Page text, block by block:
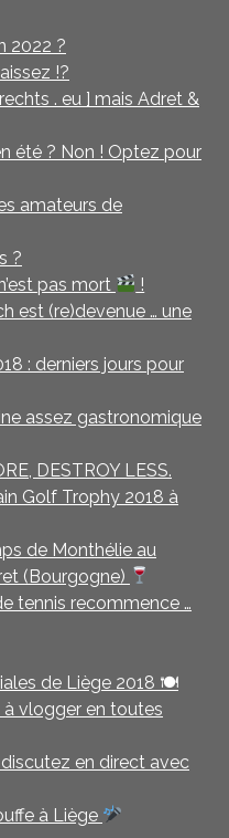
2022 ?
!?
. eu ] mais Adret &
été ? Non ! Optez pour
amateurs de
?
pas mort
!
est (re)devenue … une
: derniers jours pour
assez gastronomique
DESTROY LESS.
Golf Trophy 2018 à
de Monthélie au
(Bourgogne)
tennis recommence …
de Liège 2018 🍽
à vlogger en toutes
en direct avec
à Liège